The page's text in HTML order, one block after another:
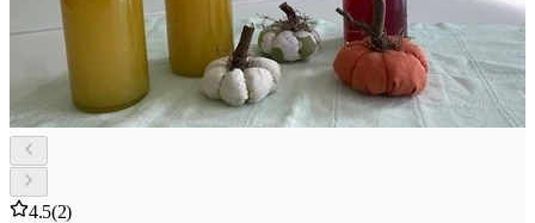
4.5(2)